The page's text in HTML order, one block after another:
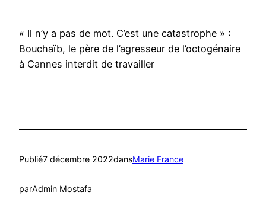
« Il n’y a pas de mot. C’est une catastrophe » :
Bouchaïb, le père de l’agresseur de l’octogénaire
à Cannes interdit de travailler
Publié7 décembre 2022dansMarie France
parAdmin Mostafa